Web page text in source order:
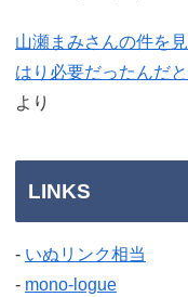
山瀬まみさんの件を
はり必要だったんだ
より
LINKS
- いぬリンク相当
- mono-logue